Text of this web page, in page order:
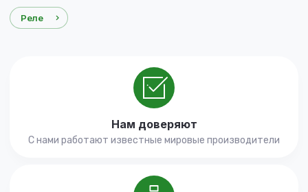
Реле
Нам доверяют
С нами работают известные мировые производители